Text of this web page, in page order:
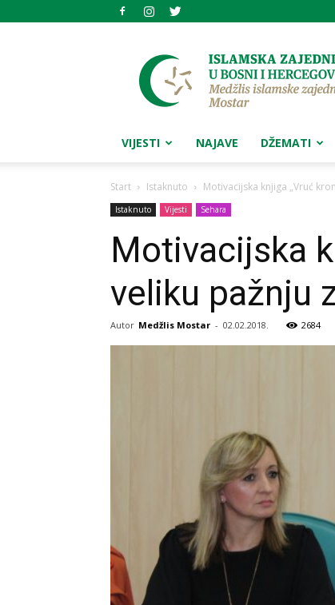
Medžlis
islamske
zajednice
Mostar
VIJESTI NAJAVE DŽEMATI
Start Istaknuto Motivacijska knjiga „Vruć
Istaknuto Vijesti Sehara
Motivacijska
veliku pažnju
Autor Medžlis Mostar - 02.02.2018. 2684